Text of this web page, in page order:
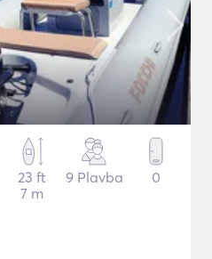
23 ft
7 m
9 Plavba 0